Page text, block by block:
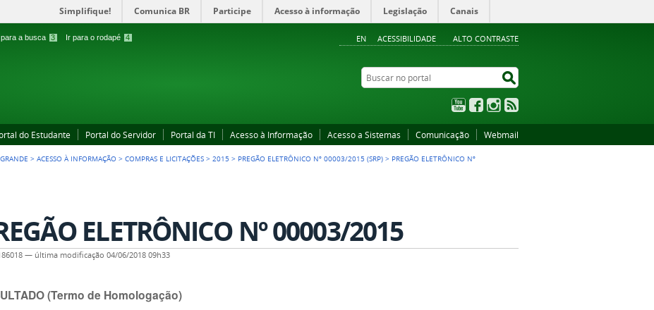
Simplifique! Comunica BR Participe Acesso à informação Legislação Canais
para a busca 3 Ir para o rodapé 4 EN ACESSIBILIDADE ALTO CONTRASTE
Buscar no portal
YouTubeFacebookInstagram
do Estudante Portal do Servidor Portal da TI Acesso à Informação Acesso a Sistemas Comunicação Webmail
>ACESSO À INFORMAÇÃO >COMPRAS E LICITAÇÕES >2015 > PREGÃO ELETRÔNICO Nº 00003/2015 (SRP) > PREGÃO ELETRÔNICO Nº
ELETRÔNICO Nº 00003/2015
— última modificação 04/06/2018 09h33
(Termo de Homologação)